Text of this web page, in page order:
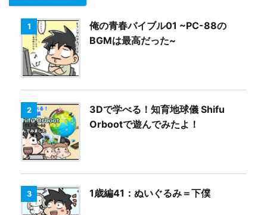
1
俺の青春バイブル01 ~PC-88の
BGMは最高だった~
2
3Dで学べる！知育地球儀 Shifu
Orbootで遊んでみたよ！
3 1歳編41：ぬいぐるみ＝下僕